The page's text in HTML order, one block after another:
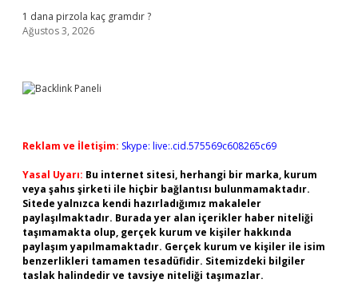
1 dana pirzola kaç gramdır ?
Ağustos 3, 2026
Reklam ve İletişim: Skype: live:.cid.575569c608265c69
Yasal Uyarı: Bu internet sitesi, herhangi bir marka, kurum
veya şahıs şirketi ile hiçbir bağlantısı bulunmamaktadır.
Sitede yalnızca kendi hazırladığımız makaleler
paylaşılmaktadır. Burada yer alan içerikler haber niteliği
taşımamakta olup, gerçek kurum ve kişiler hakkında
paylaşım yapılmamaktadır. Gerçek kurum ve kişiler ile isim
benzerlikleri tamamen tesadüfidir. Sitemizdeki bilgiler
taslak halindedir ve tavsiye niteliği taşımazlar.